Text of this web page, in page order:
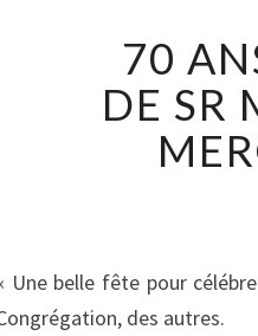
70
DE SR
Une belle fête pour
des autres.